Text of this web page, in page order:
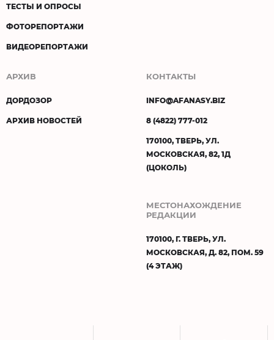
ТЕСТЫ И ОПРОСЫ
ФОТОРЕПОРТАЖИ
ВИДЕОРЕПОРТАЖИ
АРХИВ
ДОРДОЗОР
АРХИВ НОВОСТЕЙ
КОНТАКТЫ
INFO@AFANASY.BIZ
8 (4822) 777-012
170100, ТВЕРЬ, УЛ.
МОСКОВСКАЯ, 82, 1Д
(ЦОКОЛЬ)
МЕСТОНАХОЖДЕНИЕ
РЕДАКЦИИ
170100, Г. ТВЕРЬ, УЛ.
МОСКОВСКАЯ, Д. 82, ПОМ. 59
(4 ЭТАЖ)